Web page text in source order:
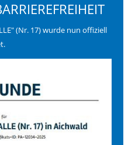
(Nr. 17) wurde nun offiziell